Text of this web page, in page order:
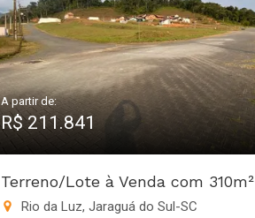
A partir de:
R$ 211.841
Terreno/Lote à Venda com 310m²
Rio da Luz, Jaraguá do Sul-SC